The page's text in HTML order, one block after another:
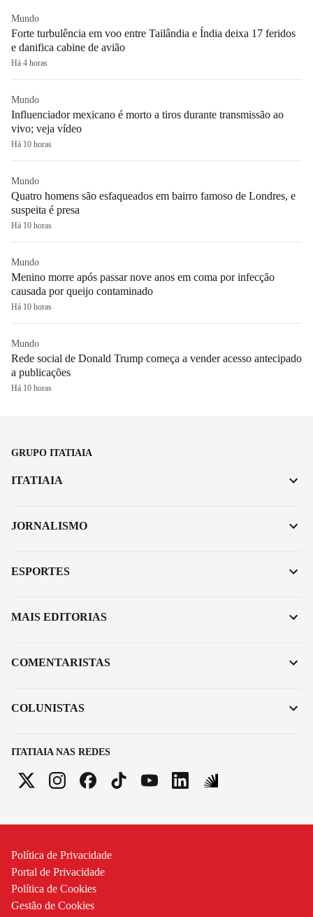
Mundo
Forte turbulência em voo entre Tailândia e Índia deixa 17 feridos
e danifica cabine de avião
Há 4 horas
Mundo
Influenciador mexicano é morto a tiros durante transmissão ao
vivo; veja vídeo
Há 10 horas
Mundo
Quatro homens são esfaqueados em bairro famoso de Londres, e
suspeita é presa
Há 10 horas
Mundo
Menino morre após passar nove anos em coma por infecção
causada por queijo contaminado
Há 10 horas
Mundo
Rede social de Donald Trump começa a vender acesso antecipado
a publicações
Há 10 horas
GRUPO ITATIAIA
ITATIAIA NAS REDES
ITATIAIA
JORNALISMO
ESPORTES
MAIS EDITORIAS
COMENTARISTAS
COLUNISTAS
Política de Privacidade
Portal de Privacidade
Política de Cookies
Gestão de Cookies